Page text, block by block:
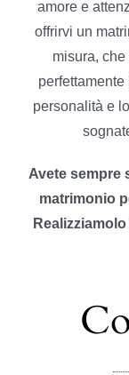
amore e
offrirvi un
misura, che
perfettamente
personalità e
Avete sempre
matrimonio